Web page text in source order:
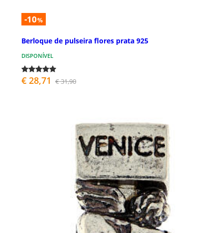
-10%
Berloque de pulseira flores prata 925
DISPONÍVEL
€ 28,71 € 31,90